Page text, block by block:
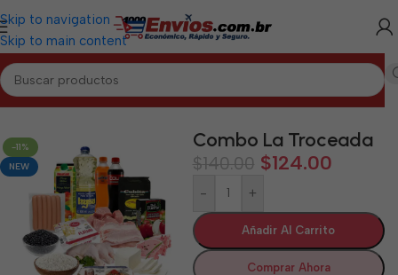
Skip to navigation
Skip to main content
Inicio/VILLA CLARA/Combos Villa Clara
-11%
NEW
Combo La Troceada
$140.00 $124.00
- +
Añadir Al Carrito
Comprar Ahora